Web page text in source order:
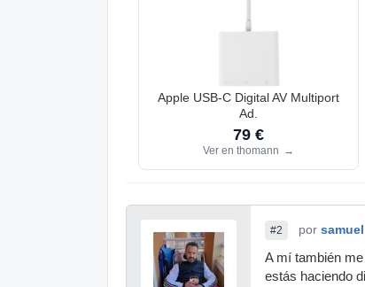
Apple USB-C Digital AV Multiport
Ad.
79 €
Ver en thomann →
#2 por
A mí también
estás haciendo